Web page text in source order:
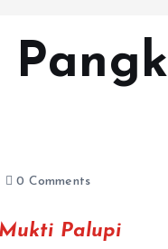
0 Comments
Palupi